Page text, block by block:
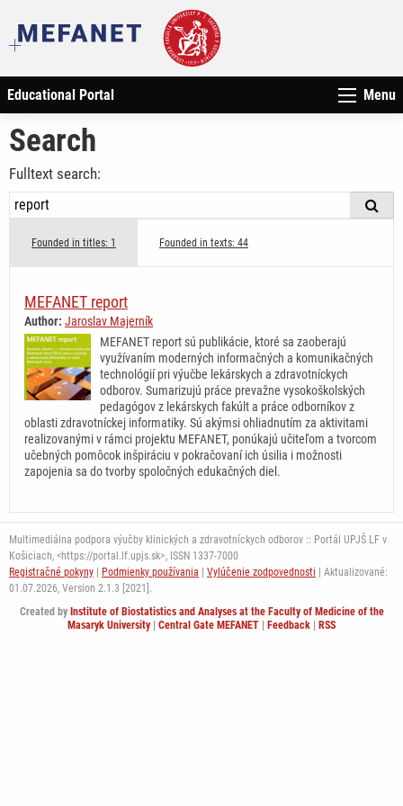
Educational Portal Menu
Search
Fulltext search:
Founded in titles: 1 Founded in texts: 44
MEFANET report
Author: Jaroslav Majerník
MEFANET report sú publikácie, ktoré sa zaoberajú
využívaním moderných informačných a komunikačných
technológií pri výučbe lekárskych a zdravotníckych
odborov. Sumarizujú práce prevažne vysokoškolských
pedagógov z lekárskych fakúlt a práce odborníkov z
oblasti zdravotníckej informatiky. Sú akýmsi ohliadnutím za aktivitami
realizovanými v rámci projektu MEFANET, ponúkajú učiteľom a tvorcom
učebných pomôcok inšpiráciu v pokračovaní ich úsilia i možnosti
zapojenia sa do tvorby spoločných edukačných diel.
Multimediálna podpora výučby klinických a zdravotníckych odborov :: Portál UPJŠ LF v
Košiciach, <https://portal.lf.upjs.sk>, ISSN 1337-7000
Registračné pokyny | Podmienky používania | Vylúčenie zodpovednosti | Aktualizované:
01.07.2026, Version 2.1.3 [2021].
Created by Institute of Biostatistics and Analyses at the Faculty of Medicine of the
Masaryk University| Central Gate MEFANET | Feedback | RSS